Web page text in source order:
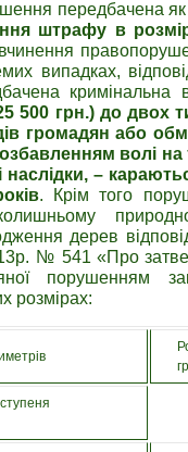
передбачена як
штрафу в
випадках,
кримінальна
500 грн.) до двох
громадян або
волі
–
. Крім того
дерев
№ 541 «Про
порушенням
розмірах: